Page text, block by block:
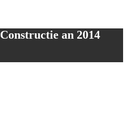
Constructie an 2014